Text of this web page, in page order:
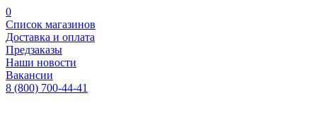
0
Список магазинов
Доставка и оплата
Предзаказы
Наши новости
Вакансии
8 (800) 700-44-41